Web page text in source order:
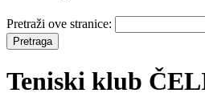
Pretraži ove stranice:
Teniski klub